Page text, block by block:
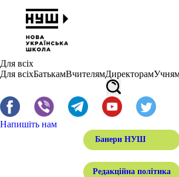
Для всіх
Для всіхБатькамВчителямДиректорам
Напишіть нам
Банери НУШ
Редакційна політика